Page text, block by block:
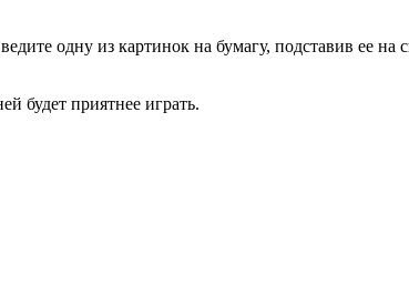
одну из картинок на бумагу, подставив ее на
будет приятнее играть.